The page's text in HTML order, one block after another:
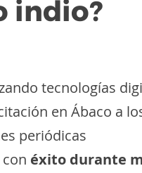
indio?
tecnologías
en Ábaco a
periódicas
éxito durante